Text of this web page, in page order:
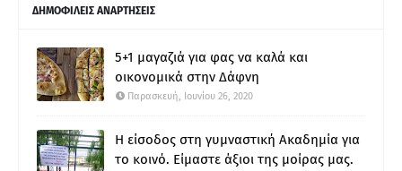
ΔΗΜΟΦΙΛΕΙΣ ΑΝΑΡΤΗΣΕΙΣ
5+1 μαγαζιά για φας να καλά και
οικονομικά στην Δάφνη
Παρασκευή, Ιουνίου 26, 2020
Η είσοδος στη γυμναστική Ακαδημία για
το κοινό. Είμαστε άξιοι της μοίρας μας.